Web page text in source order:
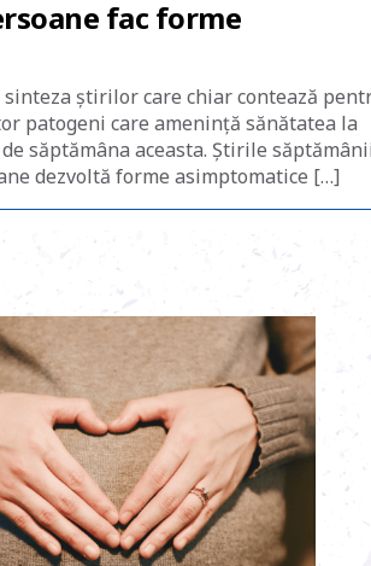
fac forme
știrilor care chiar contează
patogeni care amenință sănătatea la
săptămâna aceasta. Știrile
dezvoltă forme asimptomatice […]